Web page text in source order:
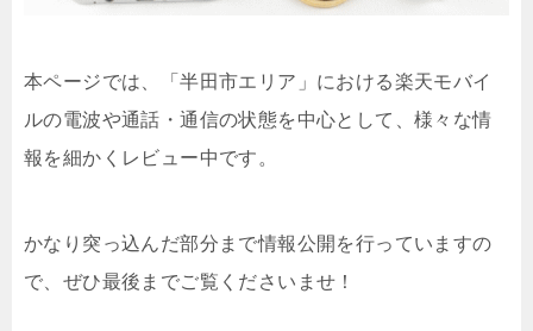
本ページでは、「半田市エリア」における楽天モバイ
ルの電波や通話・通信の状態を中心として、様々な情
報を細かくレビュー中です。
かなり突っ込んだ部分まで情報公開を行っていますの
で、ぜひ最後までご覧くださいませ！